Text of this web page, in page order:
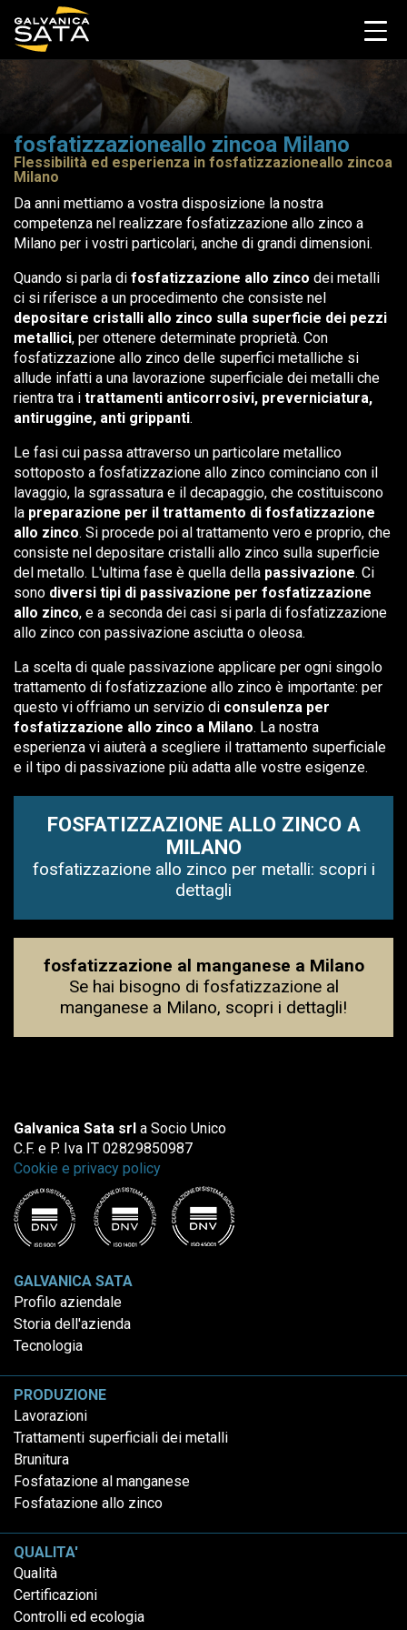
fosfatizzazioneallo zincoa Milano
Flessibilità ed esperienza in fosfatizzazioneallo zincoa
Milano
Da anni mettiamo a vostra disposizione la nostra
competenza nel realizzare fosfatizzazione allo zinco a
Milano per i vostri particolari, anche di grandi dimensioni.
Quando si parla di fosfatizzazione allo zinco dei metalli
ci si riferisce a un procedimento che consiste nel
depositare cristalli allo zinco sulla superficie dei pezzi
metallici, per ottenere determinate proprietà. Con
fosfatizzazione allo zinco delle superfici metalliche si
allude infatti a una lavorazione superficiale dei metalli che
rientra tra i trattamenti anticorrosivi, preverniciatura,
antiruggine, anti grippanti.
Le fasi cui passa attraverso un particolare metallico
sottoposto a fosfatizzazione allo zinco cominciano con il
lavaggio, la sgrassatura e il decapaggio, che costituiscono
la preparazione per il trattamento di fosfatizzazione
allo zinco. Si procede poi al trattamento vero e proprio, che
consiste nel depositare cristalli allo zinco sulla superficie
del metallo. L'ultima fase è quella della passivazione. Ci
sono diversi tipi di passivazione per fosfatizzazione
allo zinco, e a seconda dei casi si parla di fosfatizzazione
allo zinco con passivazione asciutta o oleosa.
La scelta di quale passivazione applicare per ogni singolo
trattamento di fosfatizzazione allo zinco è importante: per
questo vi offriamo un servizio di consulenza per
fosfatizzazione allo zinco a Milano. La nostra
esperienza vi aiuterà a scegliere il trattamento superficiale
e il tipo di passivazione più adatta alle vostre esigenze.
FOSFATIZZAZIONE ALLO ZINCO A
MILANO
fosfatizzazione allo zinco per metalli: scopri i
dettagli
fosfatizzazione al manganese a Milano
Se hai bisogno di fosfatizzazione al
manganese a Milano, scopri i dettagli!
Galvanica Sata srl a Socio Unico
C.F. e P. Iva IT 02829850987
Cookie e privacy policy
GALVANICA SATA
Profilo aziendale
Storia dell'azienda
Tecnologia
PRODUZIONE
Lavorazioni
Trattamenti superficiali dei metalli
Brunitura
Fosfatazione al manganese
Fosfatazione allo zinco
QUALITA'
Qualità
Certificazioni
Controlli ed ecologia